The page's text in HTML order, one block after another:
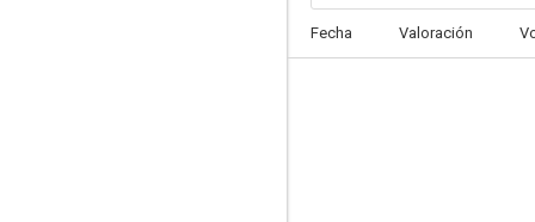
Fecha Valoración